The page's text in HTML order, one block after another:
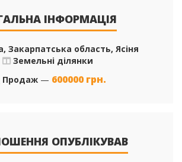
ІНФОРМАЦІЯ
Закарпатська область, Ясіня
Земельні ділянки
Продаж — 600000 грн.
ОПУБЛІКУВАВ